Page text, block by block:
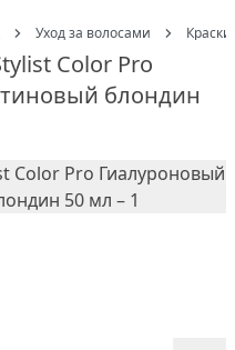
Уход за волосами
Color Pro
блондин